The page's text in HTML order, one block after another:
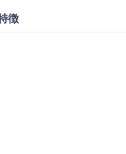
徴